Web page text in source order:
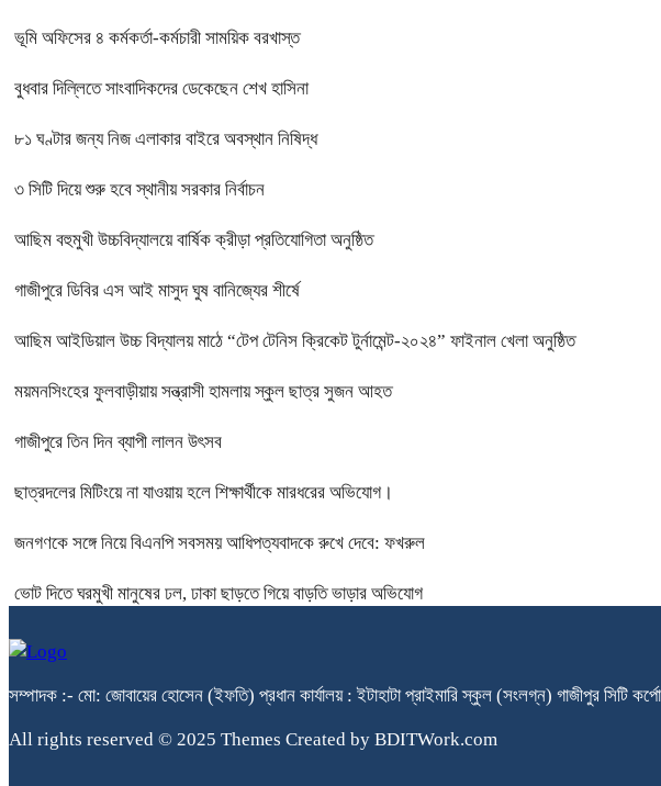
ভূমি অফিসের ৪ কর্মকর্তা-কর্মচারী সাময়িক বরখাস্ত
বুধবার দিল্লিতে সাংবাদিকদের ডেকেছেন শেখ হাসিনা
৮১ ঘণ্টার জন্য নিজ এলাকার বাইরে অবস্থান নিষিদ্ধ
৩ সিটি দিয়ে শুরু হবে স্থানীয় সরকার নির্বাচন
আছিম বহুমুখী উচ্চবিদ্যালয়ে বার্ষিক ক্রীড়া প্রতিযোগিতা অনুষ্ঠিত
গাজীপুরে ডিবির এস আই মাসুদ ঘুষ বানিজ্যের শীর্ষে
আছিম আইডিয়াল উচ্চ বিদ্যালয় মাঠে “টেপ টেনিস ক্রিকেট টুর্নামেন্ট-২০২৪” ফাইনাল খেলা অনুষ্ঠিত
ময়মনসিংহের ফুলবাড়ীয়ায় সন্ত্রাসী হামলায় স্কুল ছাত্র সুজন আহত
গাজীপুরে তিন দিন ব্যাপী লালন উৎসব
ছাত্রদলের মিটিংয়ে না যাওয়ায় হলে শিক্ষার্থীকে মারধরের অভিযোগ।
জনগণকে সঙ্গে নিয়ে বিএনপি সবসময় আধিপত্যবাদকে রুখে দেবে: ফখরুল
ভোট দিতে ঘরমুখী মানুষের ঢল, ঢাকা ছাড়তে গিয়ে বাড়তি ভাড়ার অভিযোগ
সম্পাদক :- মো: জোবায়ের হোসেন (ইফতি) প্রধান কার্যালয় : ইটাহাটা প্রাইমারি স্কুল (সংলগ্ন)
All rights reserved © 2025 Themes Created by BDITWork.com